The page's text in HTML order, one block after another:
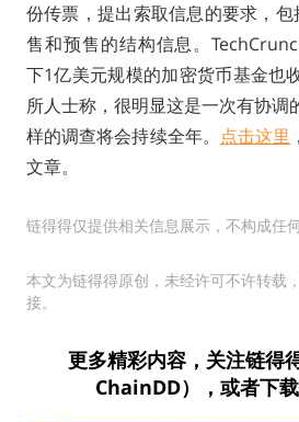
份传票，提出索取信息的要求，
售和预售的结构信息。
下1亿美元规模的加密货币基金也
所人士称，很明显这是一次有协调
样的调查将会持续全年。 点击这里
文章。
链得得仅提供相关信息展示，不构成任
本文为链得得原创，未经许可不许转载
接。
更多精彩内容，关注链得
ChainDD），或者下